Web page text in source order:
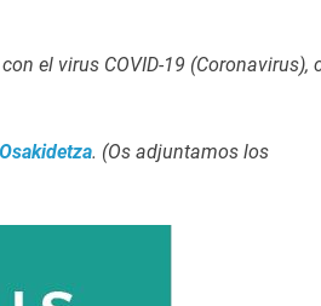
el virus COVID-19 (Coronavirus),
Osakidetza. (Os adjuntamos los